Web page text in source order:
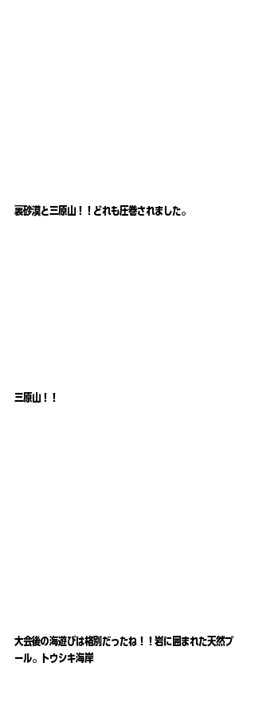
裏砂漠と三原山！！どれも圧巻されました。
三原山！！
大会後の海遊びは格別だったね！！岩に囲まれた天然プ
ール。トウシキ海岸